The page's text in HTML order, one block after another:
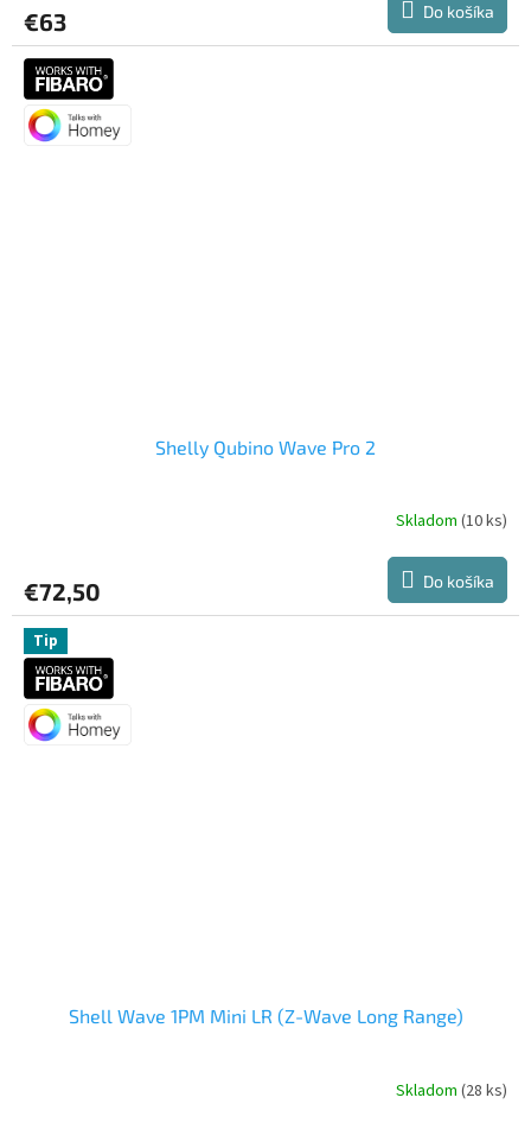
€63 Do košíka
Shelly Qubino Wave Pro 2
Skladom (10 ks)
€72,50 Do košíka
Tip
Shell Wave 1PM Mini LR (Z-Wave Long Range)
Skladom(28 ks)